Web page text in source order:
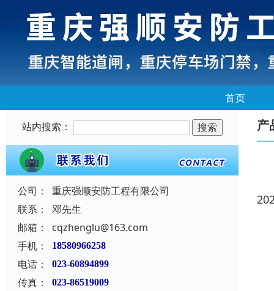
首页
站内搜索：
公司：
重庆强顺安防工程有限公司
联系：
邓先生
邮箱：
cqzhenglu@163.com
手机：
18580966258
电话： 023-60894899
传真： 023-86519009
产